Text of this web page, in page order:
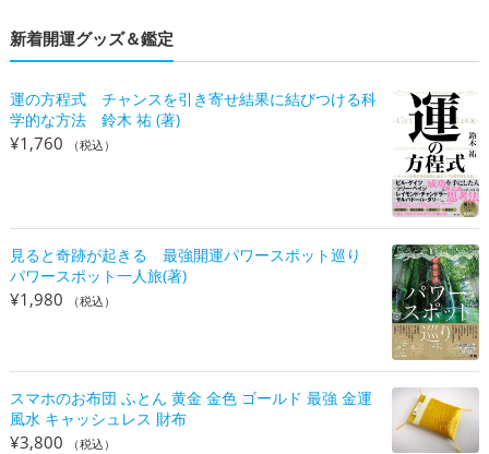
新着開運グッズ＆鑑定
運の方程式 チャンスを引き寄せ結果に結びつける科
学的な方法 鈴木 祐 (著)
¥1,760 （税込）
見ると奇跡が起きる 最強開運パワースポット巡り
パワースポット一人旅(著)
¥1,980 （税込）
スマホのお布団 ふとん 黄金 金色 ゴールド 最強 金運
風水 キャッシュレス 財布
¥3,800 （税込）